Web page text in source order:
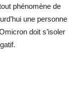
phénomène de
une personne
doit s’isoler